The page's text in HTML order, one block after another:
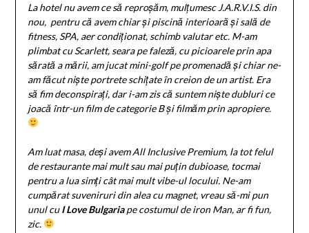
La hotel nu avem ce să reproșăm, mulțumesc J.A.R.V.I.S. din
nou, pentru că avem chiar și piscină interioară și sală de
fitness, SPA, aer condiționat, schimb valutar etc. M-am
plimbat cu Scarlett, seara pe faleză, cu picioarele prin apa
sărată a mării, am jucat mini-golf pe promenadă și chiar ne-
am făcut niște portrete schițate în creion de un artist. Era
să fim deconspirați, dar i-am zis că suntem niște dubluri ce
joacă într-un film de categorie B și filmăm prin apropiere.
Am luat masa, deși avem All Inclusive Premium, la tot felul
de restaurante mai mult sau mai puțin dubioase, tocmai
pentru a lua simți cât mai mult vibe-ul locului. Ne-am
cumpărat suveniruri din alea cu magnet, vreau să-mi pun
unul cuI Love Bulgariape costumul de iron Man, ar fi fun,
zic.